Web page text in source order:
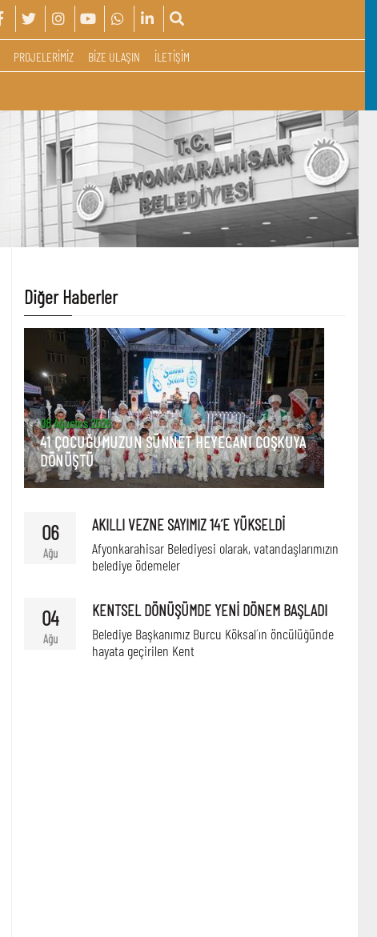
PROJELERİMİZ BİZE ULAŞIN İLETİŞİM
Diğer Haberler
08 Ağustos 2026
41 ÇOCUĞUMUZUN SÜNNET HEYECANI COŞKUYA
DÖNÜŞTÜ
06
Ağu
AKILLI VEZNE SAYIMIZ 14´E YÜKSELDİ
Afyonkarahisar Belediyesi olarak, vatandaşlarımızın
belediye ödemeler
04
Ağu
KENTSEL DÖNÜŞÜMDE YENİ DÖNEM BAŞLADI
Belediye Başkanımız Burcu Köksal´ın öncülüğünde
hayata geçirilen Kent